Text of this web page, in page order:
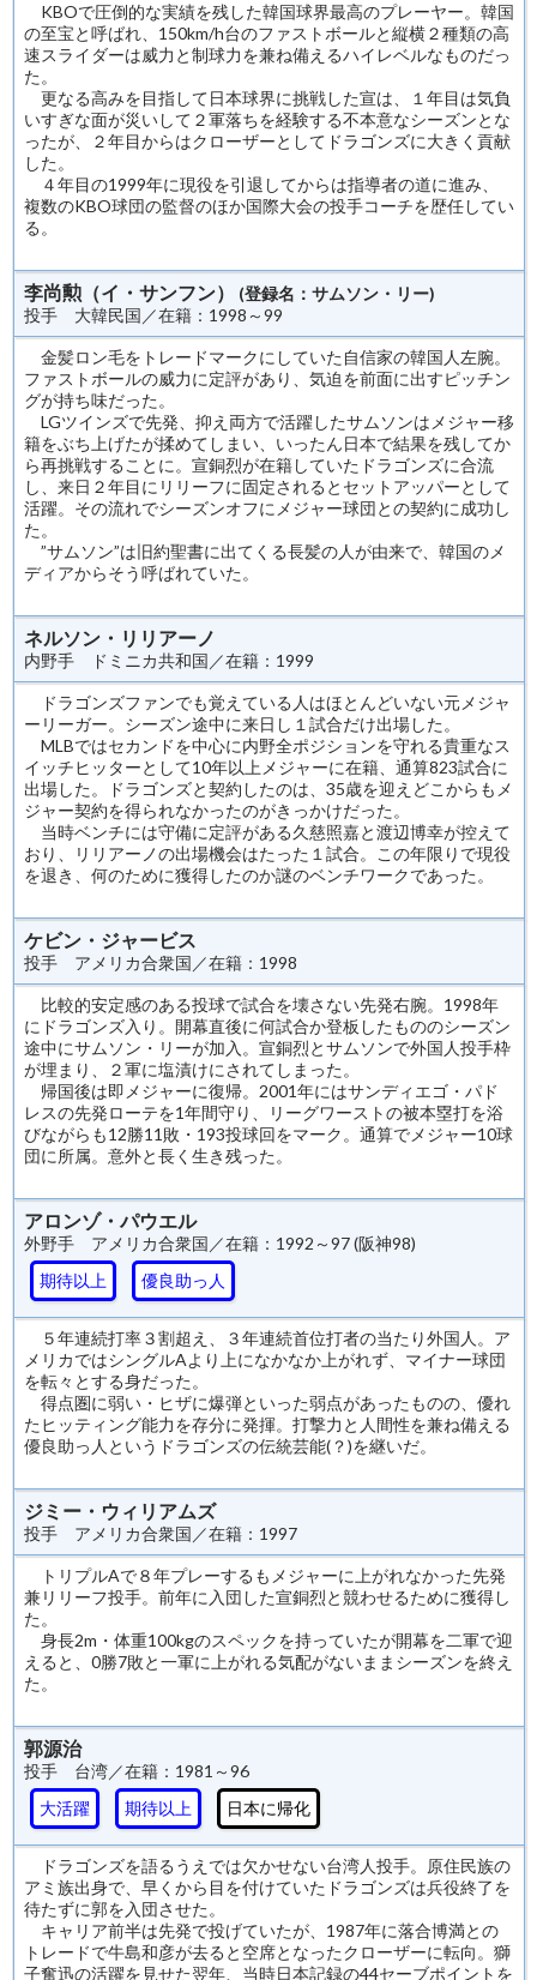
KBOで圧倒的な実績を残した韓国球界最高のプレーヤー。韓国
の至宝と呼ばれ、150km/h台のファストボールと縦横２種類の高
速スライダーは威力と制球力を兼ね備えるハイレベルなものだっ
た。
更なる高みを目指して日本球界に挑戦した宣は、１年目は気負
いすぎな面が災いして２軍落ちを経験する不本意なシーズンとな
ったが、２年目からはクローザーとしてドラゴンズに大きく貢献
した。
４年目の1999年に現役を引退してからは指導者の道に進み、
複数のKBO球団の監督のほか国際大会の投手コーチを歴任してい
る。
李尚勲（イ・サンフン）
(登録名：サムソン・リー)
投手 大韓民国／在籍：1998～99
金髪ロン毛をトレードマークにしていた自信家の韓国人左腕。
ファストボールの威力に定評があり、気迫を前面に出すピッチン
グが持ち味だった。
LGツインズで先発、抑え両方で活躍したサムソンはメジャー移
籍をぶち上げたが揉めてしまい、いったん日本で結果を残してか
ら再挑戦することに。宣銅烈が在籍していたドラゴンズに合流
し、来日２年目にリリーフに固定されるとセットアッパーとして
活躍。その流れでシーズンオフにメジャー球団との契約に成功し
た。
”サムソン”は旧約聖書に出てくる長髪の人が由来で、韓国のメ
ディアからそう呼ばれていた。
ネルソン・リリアーノ
内野手 ドミニカ共和国／在籍：1999
ドラゴンズファンでも覚えている人はほとんどいない元メジャ
ーリーガー。シーズン途中に来日し１試合だけ出場した。
MLBではセカンドを中心に内野全ポジションを守れる貴重なス
イッチヒッターとして10年以上メジャーに在籍、通算823試合に
出場した。ドラゴンズと契約したのは、35歳を迎えどこからもメ
ジャー契約を得られなかったのがきっかけだった。
当時ベンチには守備に定評がある久慈照嘉と渡辺博幸が控えて
おり、リリアーノの出場機会はたった１試合。この年限りで現役
を退き、何のために獲得したのか謎のベンチワークであった。
ケビン・ジャービス
投手 アメリカ合衆国／在籍：1998
比較的安定感のある投球で試合を壊さない先発右腕。1998年
にドラゴンズ入り。開幕直後に何試合か登板したもののシーズン
途中にサムソン・リーが加入。宣銅烈とサムソンで外国人投手枠
が埋まり、２軍に塩漬けにされてしまった。
帰国後は即メジャーに復帰。2001年にはサンディエゴ・パド
レスの先発ローテを1年間守り、リーグワーストの被本塁打を浴
びながらも12勝11敗・193投球回をマーク。通算でメジャー10球
団に所属。意外と長く生き残った。
アロンゾ・パウエル
外野手 アメリカ合衆国／在籍：1992～97 (阪神98)
期待以上
優良助っ人
５年連続打率３割超え、３年連続首位打者の当たり外国人。ア
メリカではシングルAより上になかなか上がれず、マイナー球団
を転々とする身だった。
得点圏に弱い・ヒザに爆弾といった弱点があったものの、優れ
たヒッティング能力を存分に発揮。打撃力と人間性を兼ね備える
優良助っ人というドラゴンズの伝統芸能(？)を継いだ。
ジミー・ウィリアムズ
投手 アメリカ合衆国／在籍：1997
トリプルAで８年プレーするもメジャーに上がれなかった先発
兼リリーフ投手。前年に入団した宣銅烈と競わせるために獲得し
た。
身長2m・体重100kgのスペックを持っていたが開幕を二軍で迎
えると、0勝7敗と一軍に上がれる気配がないままシーズンを終え
た。
郭源治
投手 台湾／在籍：1981～96
大活躍
期待以上 日本に帰化
ドラゴンズを語るうえでは欠かせない台湾人投手。原住民族の
アミ族出身で、早くから目を付けていたドラゴンズは兵役終了を
待たずに郭を入団させた。
キャリア前半は先発で投げていたが、1987年に落合博満との
トレードで牛島和彦が去ると空席となったクローザーに転向。獅
子奮迅の活躍を見せた翌年、当時日本記録の44セーブポイントを